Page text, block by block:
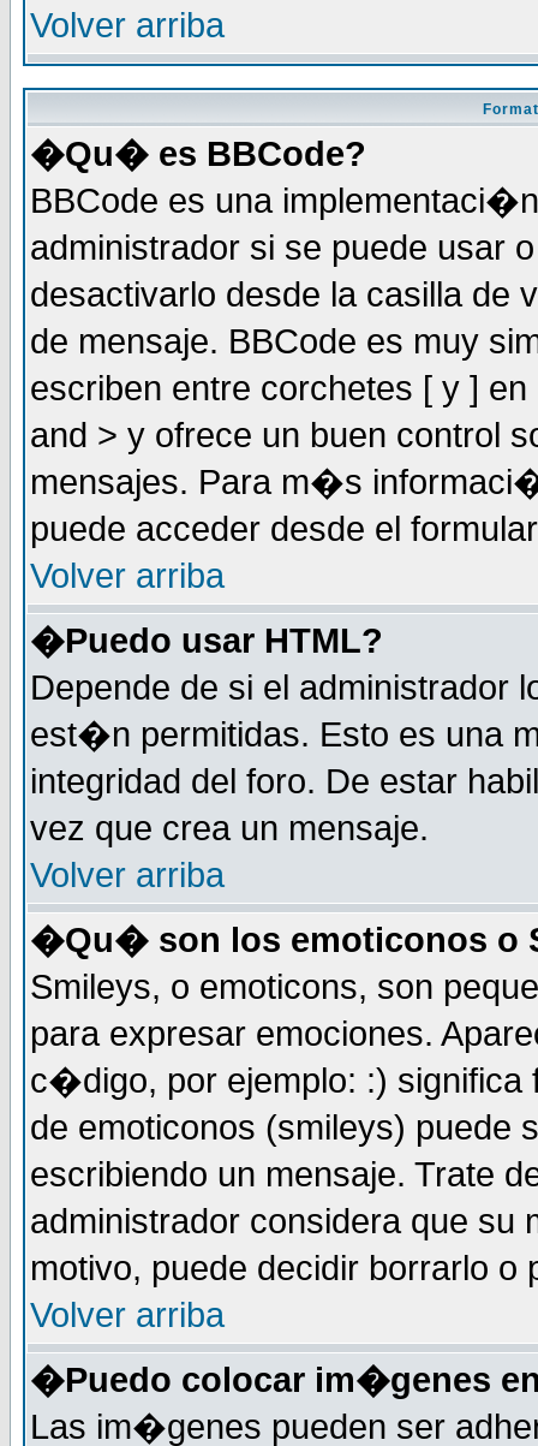
Volver arriba
�Qu� es BBCode?
BBCode es una
administrador si se puede usar
desactivarlo desde la casilla de
de mensaje. BBCode es muy
escriben entre corchetes [ y ]
and > y ofrece un buen control
mensajes. Para m�s
puede acceder desde el
Volver arriba
�Puedo usar HTML?
Depende de si el
est�n permitidas. Esto es una
integridad del foro. De estar
vez que crea un mensaje.
Volver arriba
�Qu� son los emoticonos o
Smileys, o emoticons, son
para expresar emociones.
c�digo, por ejemplo: :) significa
de emoticonos (smileys)
escribiendo un mensaje. Trate
administrador considera que su
motivo, puede decidir borrarlo o
Volver arriba
�Puedo colocar im�genes
Las im�genes pueden ser